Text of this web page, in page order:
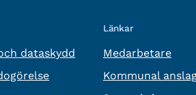
dataskydd
Länkar
Medarbetare
Kommunal